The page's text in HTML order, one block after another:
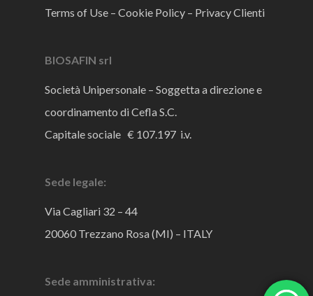
Terms of Use – Cookie Policy – Privacy Clienti
BIOSAFIN srl
Società Unipersonale – Soggetta a direzione e
coordinamento di Cefla S.C.
Capitale sociale € 107.197 i.v.
Sede legale:
Via Cagliari 32 – 44
20060 Trezzano Rosa (MI) – ITALY
Sede amministrativa: